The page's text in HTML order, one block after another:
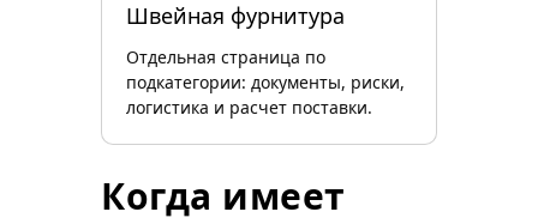
Швейная фурнитура
Отдельная страница по
подкатегории: документы, риски,
логистика и расчет поставки.
Когда имеет